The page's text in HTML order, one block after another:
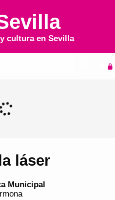
cultura en Sevilla
láser
Municipal